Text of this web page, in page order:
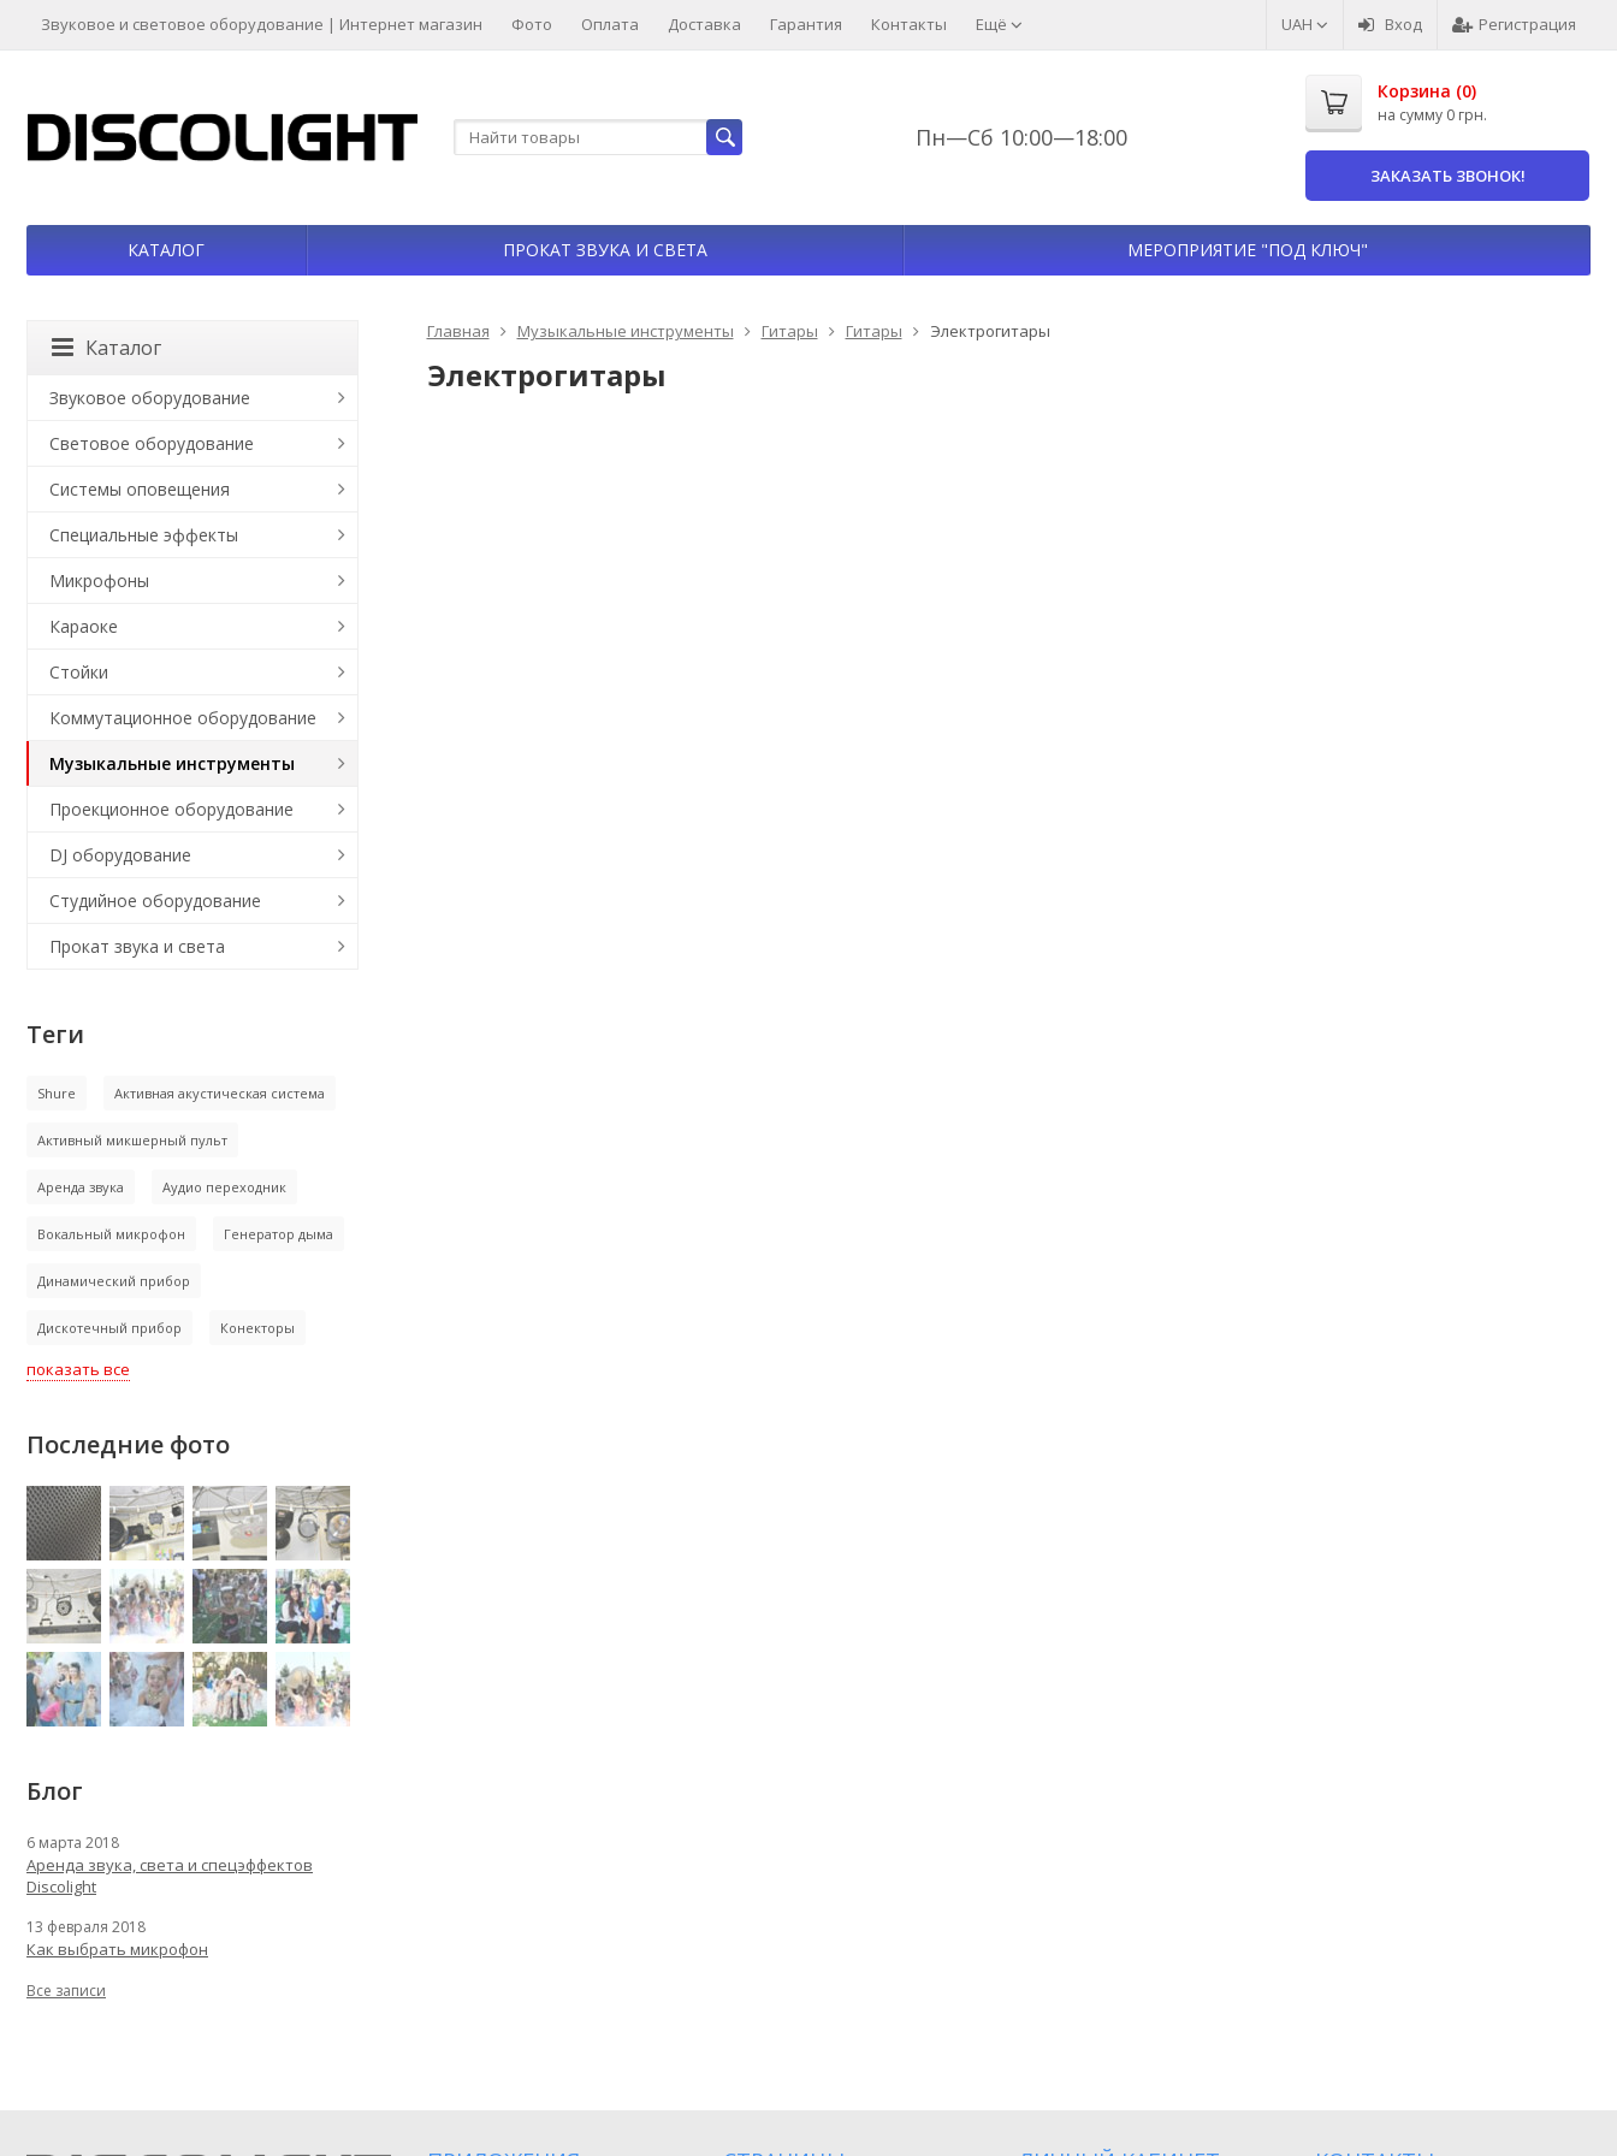
UAH Вход Регистрация
Звуковое и световое оборудование | Интернет магазин Фото Оплата Доставка Гарантия Контакты Ещё
Пн—Сб 10:00—18:00
Корзина (0)
на сумму 0 грн.
ЗАКАЗАТЬ ЗВОНОК!
КАТАЛОГ ПРОКАТ ЗВУКА И СВЕТА МЕРОПРИЯТИЕ "ПОД КЛЮЧ"
Главная Музыкальные инструменты Гитары Гитары Электрогитары
Электрогитары
Каталог
Звуковое оборудование
Световое оборудование
Системы оповещения
Специальные эффекты
Микрофоны
Караоке
Стойки
Коммутационное оборудование
Музыкальные инструменты
Проекционное оборудование
DJ оборудование
Студийное оборудование
Прокат звука и света
Теги
Shure Активная акустическая система
Активный микшерный пульт
Аренда звука Аудио переходник
Вокальный микрофон Генератор дыма
Динамический прибор
Дискотечный прибор Конекторы
показать все
Последние фото
Блог
6 марта 2018
Аренда звука, света и спецэффектов
Discolight
13 февраля 2018
Как выбрать микрофон
Все записи